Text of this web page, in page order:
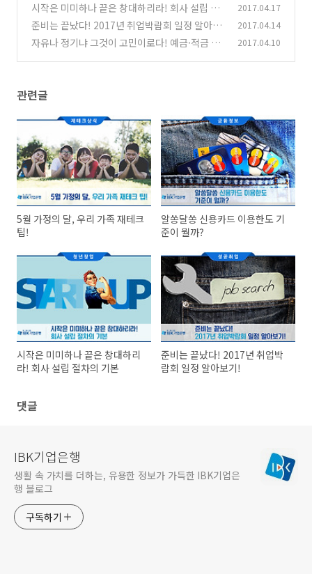
시작은 미미하나 끝은 창대하리라! 회사 설립 절
차의 기본
(0)
2017.04.17
준비는 끝났다! 2017년 취업박람회 일정 알아보
기!
(0)
2017.04.14
자유나 정기냐 그것이 고민이로다! 예금·적금 총
2017.04.10
관련글
5월 가정의 달, 우리 가족 재테크
팁!
알쏭달쏭 신용카드 이용한도 기
준이 뭘까?
시작은 미미하나 끝은 창대하리
라! 회사 설립 절차의 기본
준비는 끝났다! 2017년 취업박
람회 일정 알아보기!
댓글
IBK기업은행
생활 속 가치를 더하는, 유용한 정보가 가득한 IBK기업은
행 블로그
구독하기